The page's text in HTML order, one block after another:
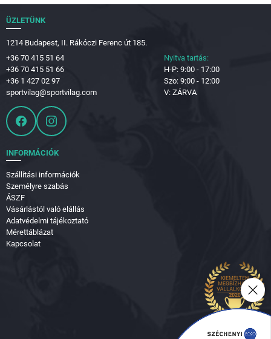
ÜZLETÜNK
1214 Budapest, II. Rákóczi Ferenc út 185.
+36 70 415 51 64
+36 70 415 51 66
+36 1 427 02 97
sportvilag@sportvilag.com
Nyitva tartás:
H-P: 9:00 - 17:00
Szo: 9:00 - 12:00
V: ZÁRVA
INFORMÁCIÓK
Szállítási információk
Személyre szabás
ÁSZF
Vásárlástól való elállás
Adatvédelmi tájékoztató
Mérettáblázat
Kapcsolat